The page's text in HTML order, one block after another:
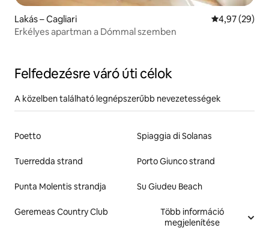
Lakás – Cagliari Átlagos
4,97 (29)
Erkélyes apartman a Dómmal szemben
Felfedezésre váró úti célok
A közelben található legnépszerűbb nevezetességek
Poetto Spiaggia di Solanas
Tuerredda strand Porto Giunco strand
Punta Molentis strandja Su Giudeu Beach
Geremeas Country Club
Több információ
megjelenítése